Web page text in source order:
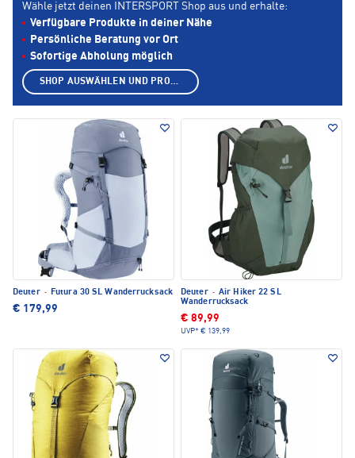
Deuter · Futura 30 SL Wanderrucksack
€ 179,99
Deuter · Air Hiker 22 SL
Wanderrucksack
€ 89,99
UVP* € 139,99
Wähle jetzt deinen INTERSPORT Shop aus und erhalte:
Verfügbare Produkte in deiner Nähe
Persönliche Beratung vor Ort
Sofortige Abholung möglich
SHOP AUSWÄHLEN UND PRODUKTE ANZEIGEN